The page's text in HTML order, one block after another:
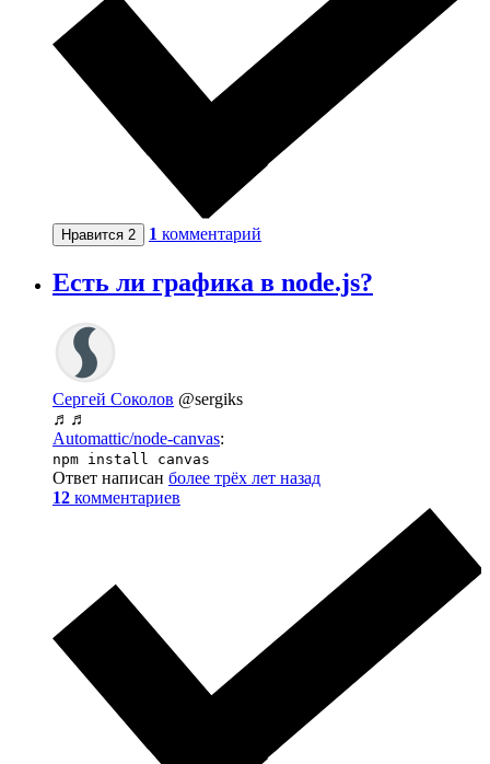
Нравится 2 1 комментарий
Есть ли графика в node.js?
Сергей Соколов @sergiks
♬♬
Automattic/node-canvas:
npm install canvas
Ответ написан более трёх лет назад
12 комментариев